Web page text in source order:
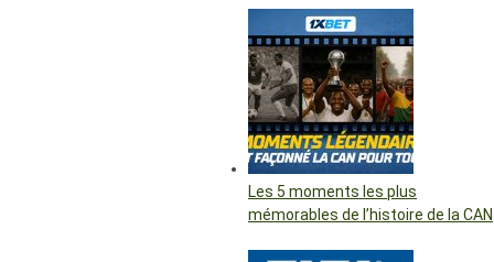
Les 5 moments les plus
mémorables de l’histoire de la CAN